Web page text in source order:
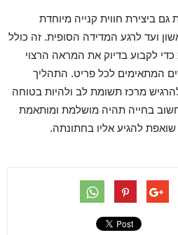
ביצירת חווית קנייה מיוחדת
ועד לרגע המדידה הסופית. זה כולל
לקבוע בדיוק את המראה הרצוי
המתאימים לכל פריט. התהליך
מרכז תשומת לב ולהיות בטוחה
בחייה תהיה מושלמת ומותאמת
להגיע אליו בחתונתה.